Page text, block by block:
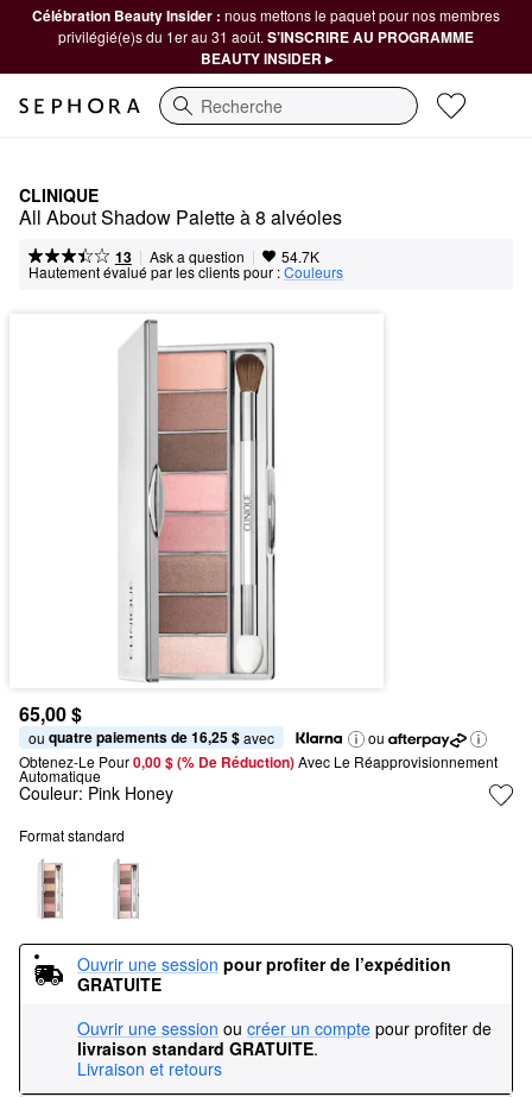
Célébration Beauty Insider : nous mettons le paquet pour nos membres
privilégié(e)s du 1er au 31 août. S’INSCRIRE AU PROGRAMME
BEAUTY INSIDER ▸
Recherche
CLINIQUE
All About Shadow Palette à 8 alvéoles
13 | Ask a question | 54.7K
Hautement évalué par les clients pour :Couleurs
65,00 $
ou quatre paiements de 16,25 $ avec
ou
Obtenez-Le Pour0,00 $ (% De Réduction) Avec Le Réapprovisionnement
Automatique
Couleur: Pink Honey
Format standard
Ouvrir une session pour profiter de l’expédition
GRATUITE
Ouvrir une session ou créer un compte pour profiter de
livraison standard GRATUITE.
Livraison et retours